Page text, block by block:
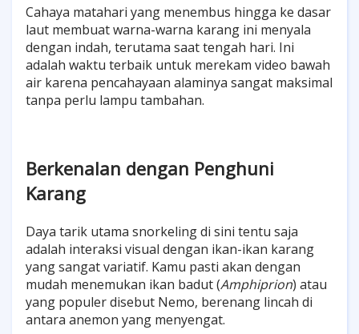
Cahaya matahari yang menembus hingga ke dasar
laut membuat warna-warna karang ini menyala
dengan indah, terutama saat tengah hari. Ini
adalah waktu terbaik untuk merekam video bawah
air karena pencahayaan alaminya sangat maksimal
tanpa perlu lampu tambahan.
Berkenalan dengan Penghuni
Karang
Daya tarik utama snorkeling di sini tentu saja
adalah interaksi visual dengan ikan-ikan karang
yang sangat variatif. Kamu pasti akan dengan
mudah menemukan ikan badut (Amphiprion) atau
yang populer disebut Nemo, berenang lincah di
antara anemon yang menyengat.